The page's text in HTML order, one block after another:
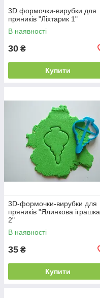
3D формочки-вирубки для
пряників "Ліхтарик 1"
В наявності
30 ₴
Купити
3D-формочки-вирубки для
пряників "Ялинкова іграшка
2"
В наявності
35 ₴
Купити